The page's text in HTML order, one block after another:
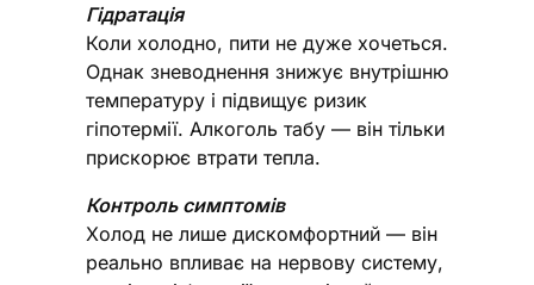
Гідратація
Коли холодно, пити не дуже хочеться.
Однак зневоднення знижує внутрішню
температуру і підвищує ризик
гіпотермії. Алкоголь табу — він тільки
прискорює втрати тепла.
Контроль симптомів
Холод не лише дискомфортний — він
реально впливає на нервову систему,